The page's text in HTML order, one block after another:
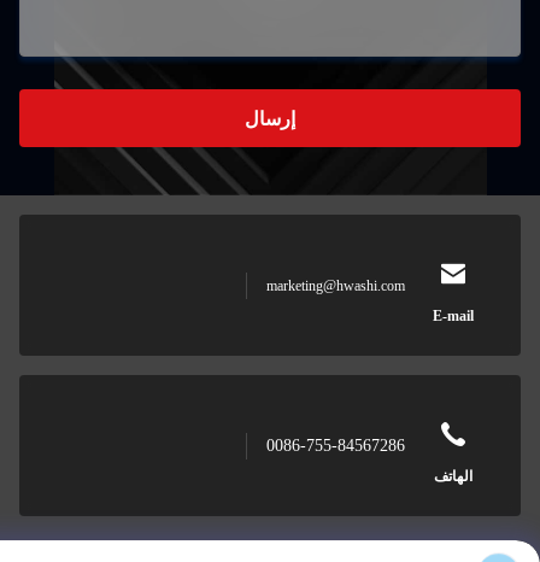
إرسال
E-mail
marketing@hwashi.com
الهاتف
0086-755-84567286